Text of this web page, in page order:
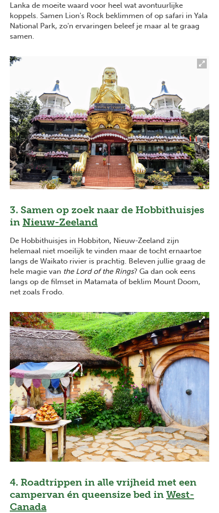
Lanka de moeite waard voor heel wat avontuurlijke
koppels. Samen Lion's Rock beklimmen of op safari in Yala
National Park, zo'n ervaringen beleef je maar al te graag
samen.
3. Samen op zoek naar de Hobbithuisjes
in Nieuw-Zeeland
De Hobbithuisjes in Hobbiton, Nieuw-Zeeland zijn
helemaal niet moeilijk te vinden maar de tocht ernaartoe
langs de Waikato rivier is prachtig. Beleven jullie graag de
hele magie van the Lord of the Rings? Ga dan ook eens
langs op de filmset in Matamata of beklim Mount Doom,
net zoals Frodo.
4. Roadtrippen in alle vrijheid met een
campervan én queensize bed in West-
Canada